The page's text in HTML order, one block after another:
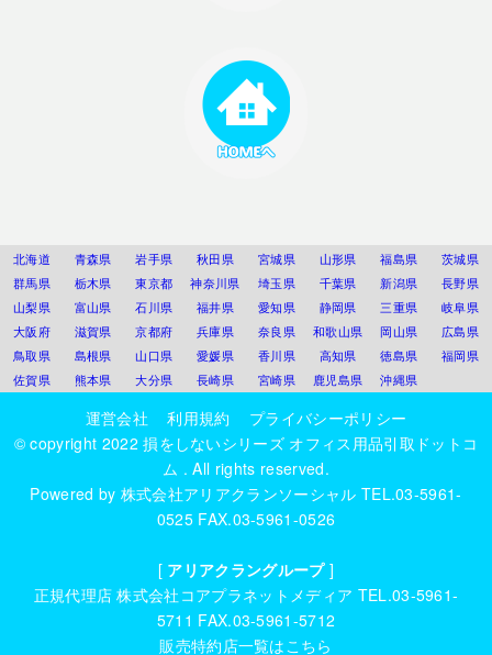
北海道 青森県 岩手県 秋田県 宮城県 山形県 福島県
茨城県
群馬県
栃木県 東京都 神奈川県 埼玉県 千葉県 新潟県
長野県
山梨県
富山県 石川県 福井県 愛知県 静岡県 三重県
岐阜県
大阪府
滋賀県 京都府 兵庫県 奈良県 和歌山県 岡山県
広島県
鳥取県
島根県 山口県 愛媛県 香川県 高知県 徳島県
福岡県
佐賀県
熊本県 大分県 長崎県 宮崎県 鹿児島県 沖縄県
運営会社 利用規約
プライバシーポリシー
© copyright 2022損をしないシリーズ オフィス用品引取ドットコ
ム . All rights reserved.
Powered by 株式会社アリアクランソーシャル TEL.03-5961-
0525 FAX.03-5961-0526
[ アリアクラングループ]
正規代理店株式会社コアプラネットメディア TEL.03-5961-
5711 FAX.03-5961-5712
販売特約店一覧はこちら